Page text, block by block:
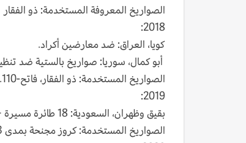
الصواريخ المعروفة المستخدمة: ذو الفقار
2018:
كويا، العراق: ضد معارضين أكراد.
أبو كمال، سوريا: صواريخ بالستية ضد
الصواريخ المستخدمة: ذو الفقار، فاتح-110.
2019:
بقيق وظهران، السعودية: 18 طائرة مسيرة + 7 صواريخ كروز استهدفت منشآت نفطية.
الصواريخ المستخدمة: كروز مجنحة بمدى 3 كلم